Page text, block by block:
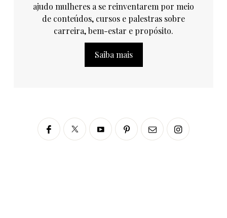
ajudo mulheres a se reinventarem por meio
de conteúdos, cursos e palestras sobre
carreira, bem-estar e propósito.
Saiba mais